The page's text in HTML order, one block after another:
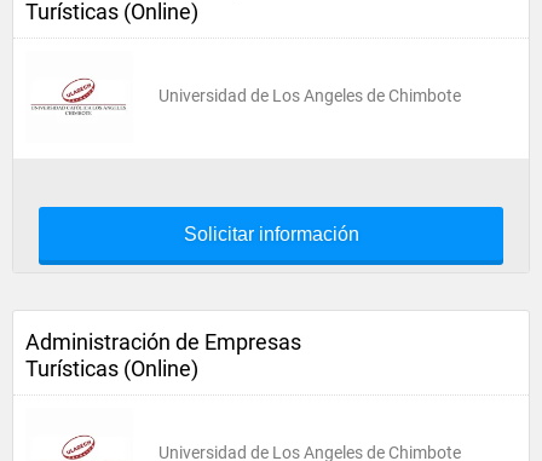
Turísticas (Online)
Universidad de Los Angeles de Chimbote
Solicitar información
Administración de Empresas
Turísticas (Online)
Universidad de Los Angeles de Chimbote